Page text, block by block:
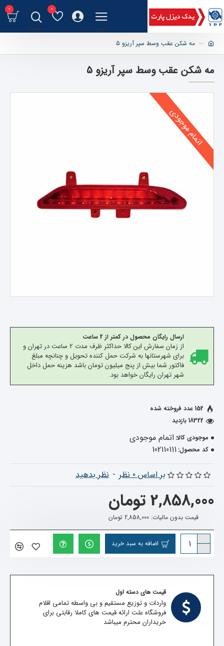
0
0
مه شکن عقب وسط سپر آریزو 5
مه شکن عقب وسط سپر آریزو 5
اتمام موجودی
ارسال رایگان محصول در کمتر از 2 ساعت
از زمان سفارش این کالا حداکثر ظرف مدت 2 ساعت در تهران و
برای شهرستانها به شرکت حمل کننده تحویل و چنانچه مبلغ
فاکتور شما بیش از پنج میلیون تومان باشد هزینه حمل داخل
شهر تهران رایگان خواهد بود.
موجودی کالا: اتمام موجودی
کد محصول: 102110111
152 عدد فروخته شده
18322 بازدید
بر اساس 0 نظر - نظر بدهید
2,858,000 تومان
قیمت بدون مالیات: 2,858,000 تومان
اضافه به سبد خرید
قیمت های دسته اول
واردات و توزیع مستقیم و بی واسطه تمامی اقلام
فروشگاه علت ارائه قیمت های کاملا رقابتی برای
خریداران محترم میباشد